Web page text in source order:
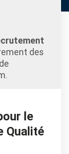
des
le
Qualité